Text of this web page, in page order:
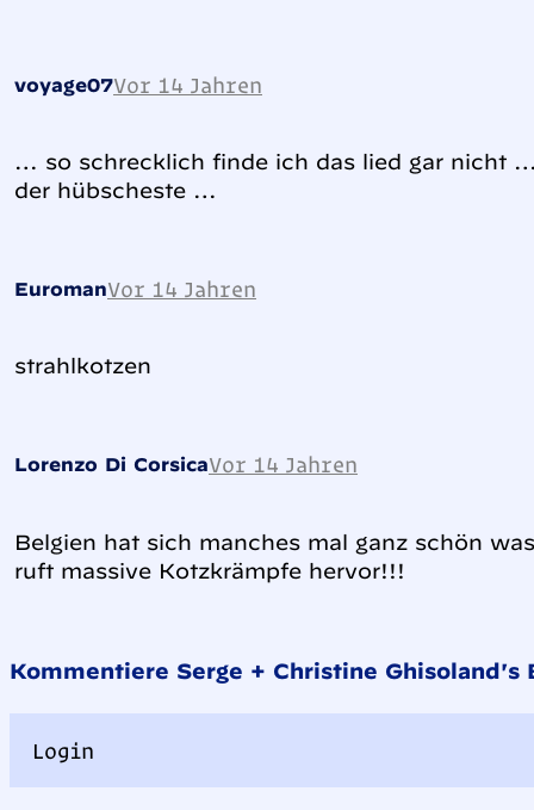
voyage07Vor 14 Jahren
… so schrecklich finde ich das lied gar nicht
der hübscheste …
EuromanVor 14 Jahren
strahlkotzen
Lorenzo Di CorsicaVor 14 Jahren
Belgien hat sich manches mal ganz schön
ruft massive Kotzkrämpfe hervor!!!
Kommentiere Serge + Christine Ghisoland's
Login